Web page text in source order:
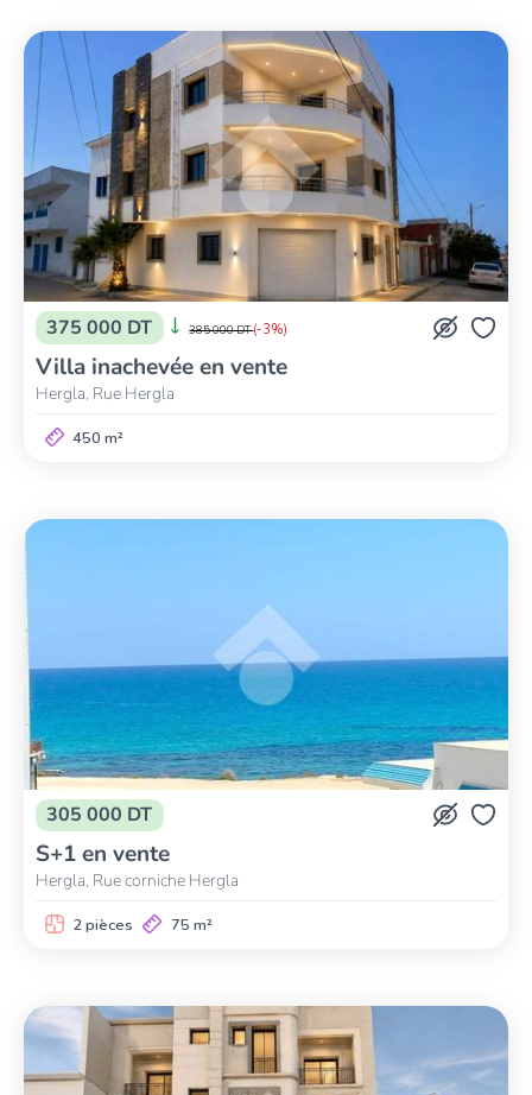
375 000 DT 385 000 DT(-3%)
Villa inachevée en vente
Hergla, Rue Hergla
450 m²
305 000 DT
S+1 en vente
Hergla, Rue corniche Hergla
2 pièces 75 m²